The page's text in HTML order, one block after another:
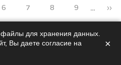
6 7 8 9 … ››
файлы для хранения данных.
Вы даете согласие на
×